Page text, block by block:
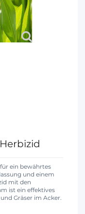
ein bewährtes
und einem
mit den
ist ein effektives
Gräser im Acker.